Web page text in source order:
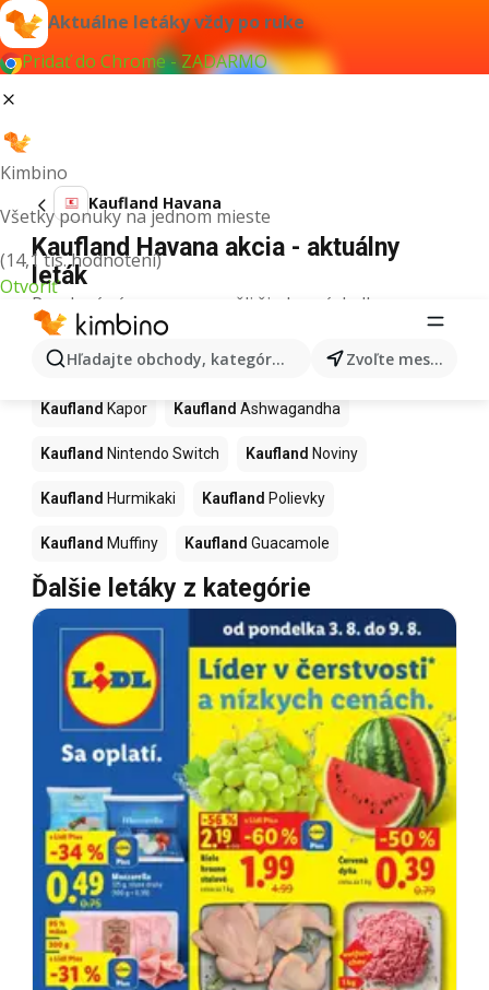
Aktuálne letáky vždy po ruke
Pridať do Chrome - ZADARMO
Kimbino
Všetky ponuky na jednom mieste
(14,1 tis. hodnotení)
Otvoriť
Hľadajte obchody, kategórie, produkty... Zvoľte mesto
Kaufland Havana
Kaufland Havana akcia - aktuálny
leták
Pre daný výraz sme nenašli žiadne výsledky.
Ďalšie produkty v obchodoch
Kaufland
Kaufland Kapor Kaufland Ashwagandha
Kaufland Nintendo Switch Kaufland Noviny
Kaufland Hurmikaki Kaufland Polievky
Kaufland Muffiny Kaufland Guacamole
Ďalšie letáky z kategórie